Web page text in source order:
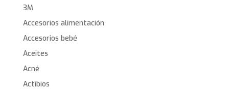
3M
Accesorios alimentación
Accesorios bebé
Aceites
Acné
Actibios